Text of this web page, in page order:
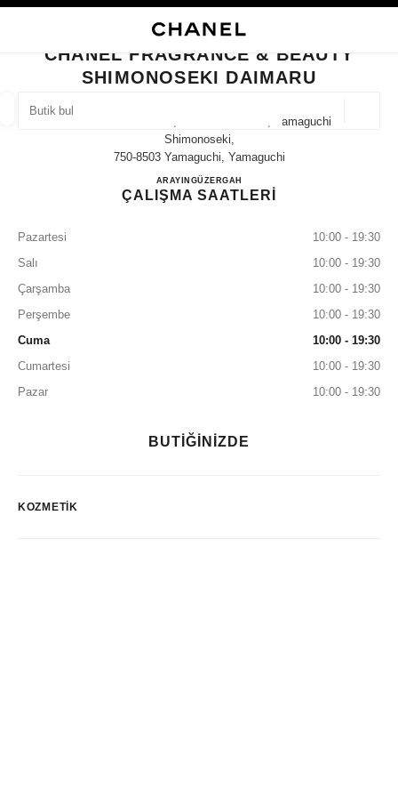
BUTIK BUL
öneriler bu arama çubuğunun altında görüntülenir
BUTIK KARTINI KAPAT CHANEL FRAGRANCE & BEAUTY SHIMONOSEKI
CHANEL FRAGRANCE & BEAUTY
SHIMONOSEKI DAIMARU
4-4-10 Takezaki-Cho, Shimonoseki-Shi, Yamaguchi
Shimonoseki,
750-8503 Yamaguchi, Yamaguchi
ARAYIN083-224-3232
GÜZERGAHCHANEL FRAGRANCE &
ÇALIŞMA SAATLERİ
Pazartesi
10:00 - 19:30
Salı
10:00 - 19:30
Çarşamba
10:00 - 19:30
Perşembe
10:00 - 19:30
Cuma
10:00 - 19:30
Cumartesi
10:00 - 19:30
Pazar
10:00 - 19:30
BUTİĞİNİZDE
KOZMETIK
GÖZLÜKLER SAATLER VE FINE JEWELLERY